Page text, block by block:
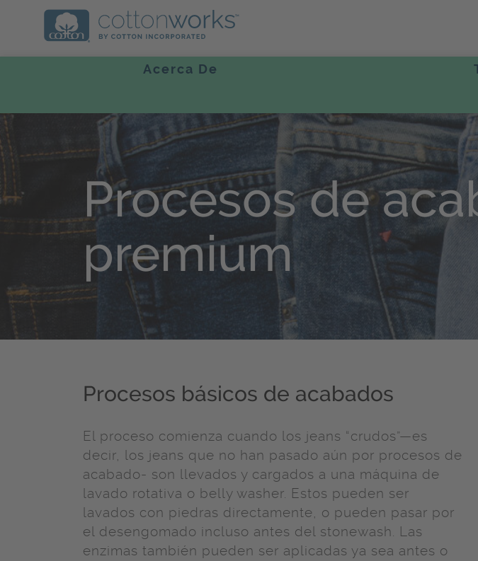
Acerca De
Procesos de
premium
Procesos básicos de acabados
El proceso comienza cuando los jeans “crudos”—es
decir, los jeans que no han pasado aún por procesos de
acabado- son llevados y cargados a una máquina de
lavado rotativa o belly washer. Estos pueden ser
lavados con piedras directamente, o pueden pasar por
el desengomado incluso antes del stonewash. Las
enzimas también pueden ser aplicadas ya sea antes o